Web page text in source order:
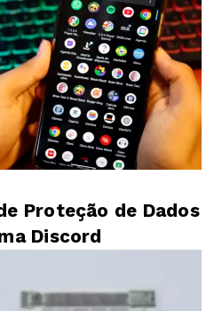
Proteção de Dados
Discord